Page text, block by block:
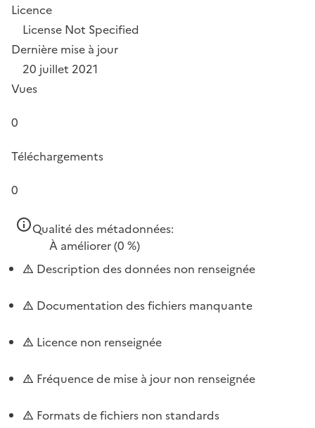
Licence
License Not Specified
Dernière mise à jour
20 juillet 2021
Vues
0
Téléchargements
0
Qualité des métadonnées:
À améliorer(0 %)
Description des données non renseignée
Documentation des fichiers manquante
Licence non renseignée
Fréquence de mise à jour non renseignée
Formats de fichiers non standards